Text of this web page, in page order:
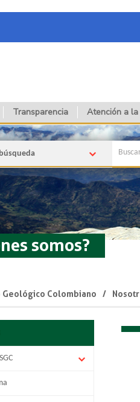
Transparencia Atención a
somos?
Geológico Colombiano